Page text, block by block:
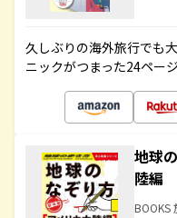
久しぶりの海外旅行でも
ニックがつまった24ペー
地球
陸編
BOOKS